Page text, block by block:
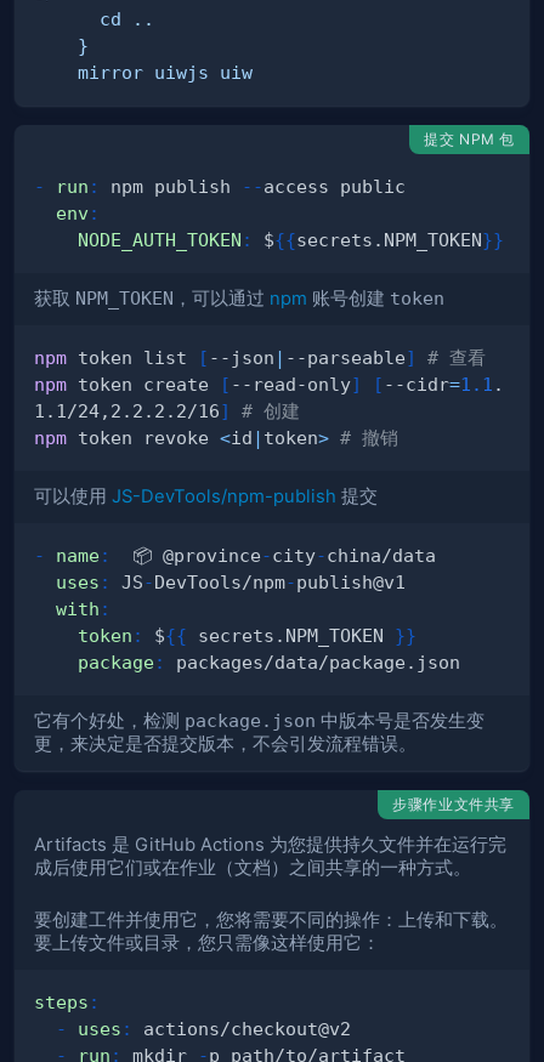
    mirror uiwjs uiw
提交 NPM 包
- run : npm publish - -
env:
NODE_AUTH_TOKEN : ${{secrets.NPM_TOKEN}}
获取 NPM_TOKEN ，可以通过 npm 账号创建 token
npm token list [ --json | --parseable]
# 查看
npm token create [ --read-only] [ --cidr=1.1 .
1.1/24,2.2.2.2/16]
# 创建
npm token revoke <id | token> # 撤销
可以使用 JS-DevTools/npm-publish 提交
- name:
  📦 @province
-city-
uses : JS-DevTools/npm-
with :
token : ${{ secrets.NPM_TOKEN }}
package:
它有个好处，检测 package.json 中版本号是否发生变
更，来决定是否提交版本，不会引发流程错误。
步骤作业文件共享
Artifacts 是 GitHub Actions 为您提供持久文件并在运行完
成后使用它们或在作业（文档）之间共享的一种方式。
要创建工件并使用它，您将需要不同的操作：上传和下载。
要上传文件或目录，您只需像这样使用它：
steps :
-
uses :
-
run : mkdir -